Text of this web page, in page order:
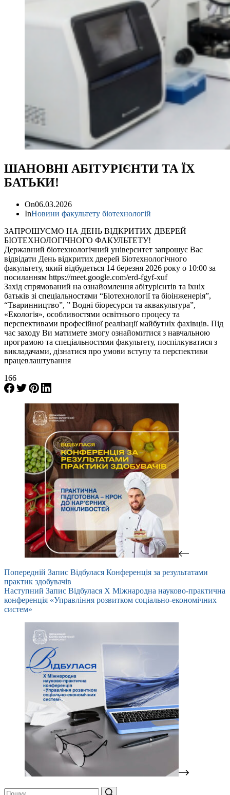
ШАНОВНІ АБІТУРІЄНТИ ТА ЇХ
БАТЬКИ!
On06.03.2026
InНовини факультету біотехнологій
ЗАПРОШУЄМО НА ДЕНЬ ВІДКРИТИХ ДВЕРЕЙ
БІОТЕХНОЛОГІЧНОГО ФАКУЛЬТЕТУ!
Державний біотехнологічний університет запрошує Вас
відвідати День відкритих дверей Біотехнологічного
факультету, який відбудеться 14 березня 2026 року о 10:00 за
посиланням https://meet.google.com/erd-fgyf-xuf
Захід спрямований на ознайомлення абітурієнтів та їхніх
батьків зі спеціальностями “Біотехнології та біоінженерія”,
“Тваринництво”, ” Водні біоресурси та аквакультура”,
«Екологія», особливостями освітнього процесу та
перспективами професійної реалізації майбутніх фахівців. Під
час заходу Ви матимете змогу ознайомитися з навчальною
програмою та спеціальностями факультету, поспілкуватися з
викладачами, дізнатися про умови вступу та перспективи
працевлаштування
166
Попередній Запис Відбулася Конференція за результатами
практик здобувачів
Наступний Запис Відбулася X Міжнародна науково-практична
конференція «Управління розвитком соціально-економічних
систем»